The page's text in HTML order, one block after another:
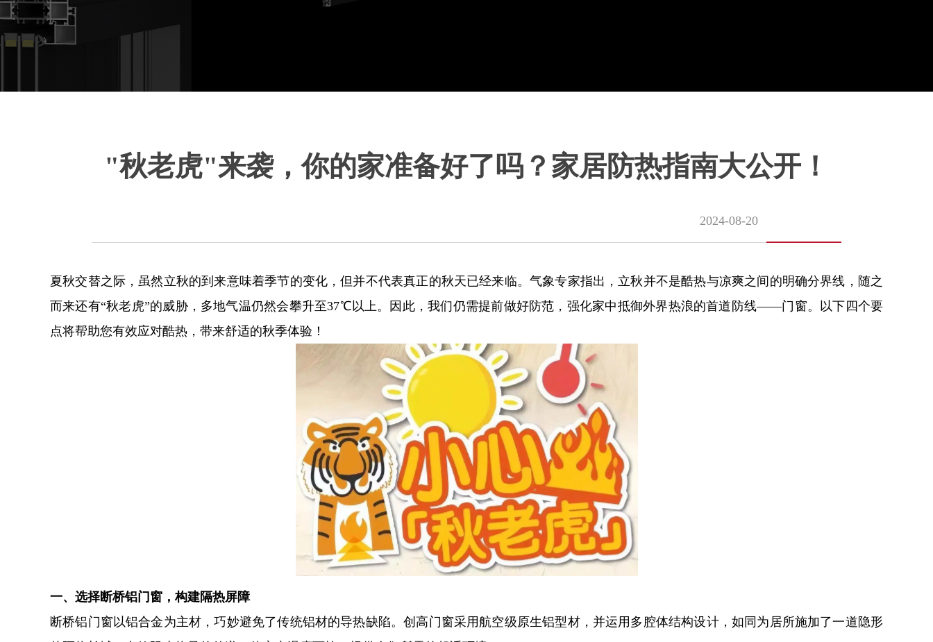
"秋老虎"来袭，你的家准备好了吗？家居防热指南大公开！
2024-08-20
夏秋交替之际，虽然立秋的到来意味着季节的变化，但并不代表真正的秋天已经来临。气象专家指出，立秋并不是酷热与凉爽之间的明确分界线，随之
而来还有“秋老虎”的威胁，多地气温仍然会攀升至37℃以上。因此，我们仍需提前做好防范，强化家中抵御外界热浪的首道防线——门窗。以下四个要
点将帮助您有效应对酷热，带来舒适的秋季体验！
一、选择断桥铝门窗，构建隔热屏障
断桥铝门窗以铝合金为主材，巧妙避免了传统铝材的导热缺陷。创高门窗采用航空级原生铝型材，并运用多腔体结构设计，如同为居所施加了一道隐形